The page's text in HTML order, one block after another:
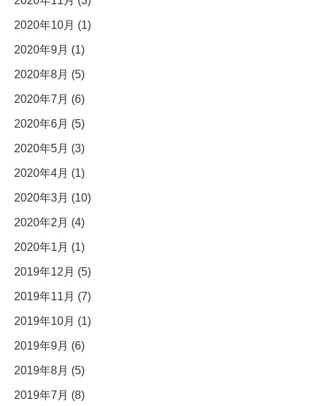
2020年10月 (1)
2020年9月 (1)
2020年8月 (5)
2020年7月 (6)
2020年6月 (5)
2020年5月 (3)
2020年4月 (1)
2020年3月 (10)
2020年2月 (4)
2020年1月 (1)
2019年12月 (5)
2019年11月 (7)
2019年10月 (1)
2019年9月 (6)
2019年8月 (5)
2019年7月 (8)